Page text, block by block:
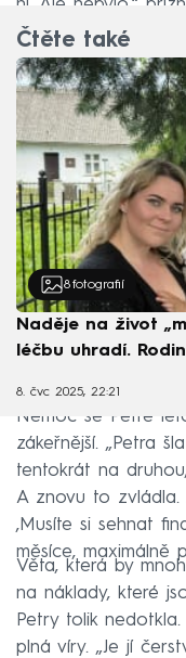
ní. Ale nebylo,“
Čtěte také
8 fotografií
Naděje na život
léčbu uhradí.
8. čvc 2025, 22:21
Nemoc se Petře
zákeřnější. „Petra
tentokrát na
A znovu to zvládla.
‚Musíte si sehnat
měsíce, maximálně
Věta, která by
na náklady, které
Petry tolik
plná víry. „Je jí